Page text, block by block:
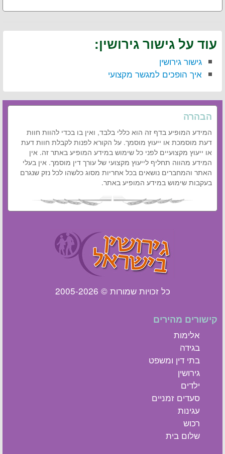
עוד על גישור גירושין:
גישור גירושין
איך הופכים למגשר מקצועי
הבהרה
המידע המופיע בדף זה הוא כללי בלבד, ואין בו בכדי להוות חוות
דעת מוסמכת או ייעוץ מוסמך. על הקורא לפנות לקבלת חוות דעת
או ייעוץ מקצועיים לפני כל שימוש במידע המופיע באתר זה. אין
המידע מהווה תחליף לייעוץ מקצועי של עורך דין מוסמך. אין בעלי
האתר והמחברים נושאים בכל אחריות מסוג כלשהו לכל נזק שנגרם
בעקבות שימוש במידע המופיע באתר.
כל זכויות שמורות © 2005-2026
קישורים מהירים
אלימות
בגידה
בתי דין ומשפט
גירושין
ילדים
סעדים זמניים
עגינות
רכוש
שלום בית